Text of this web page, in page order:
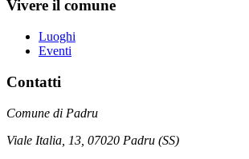
Vivere il comune
Luoghi
Eventi
Contatti
Comune di Padru
Viale Italia, 13, 07020 Padru (SS)